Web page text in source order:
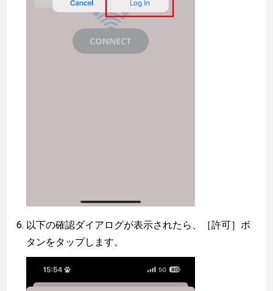
以下の確認ダイアログが表示されたら、［許可］ボ
タンをタップします。